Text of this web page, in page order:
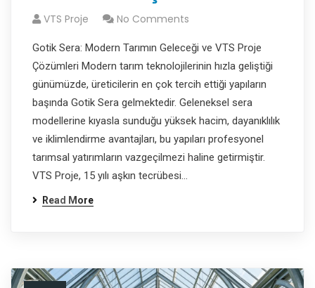
VTS Proje No Comments
Gotik Sera: Modern Tarımın Geleceği ve VTS Proje
Çözümleri Modern tarım teknolojilerinin hızla geliştiği
günümüzde, üreticilerin en çok tercih ettiği yapıların
başında Gotik Sera gelmektedir. Geleneksel sera
modellerine kıyasla sunduğu yüksek hacim, dayanıklılık
ve iklimlendirme avantajları, bu yapıları profesyonel
tarımsal yatırımların vazgeçilmezi haline getirmiştir.
VTS Proje, 15 yılı aşkın tecrübesi…
Read More